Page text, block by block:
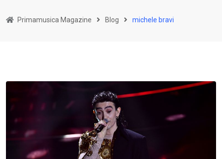
Primamusica Magazine Blog michele bravi